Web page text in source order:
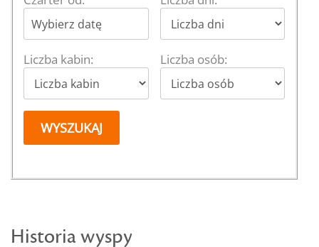
Historia wyspy